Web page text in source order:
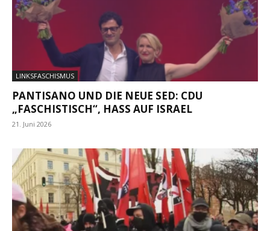
LINKSFASCHISMUS
PANTISANO UND DIE NEUE SED: CDU
„FASCHISTISCH“, HASS AUF ISRAEL
21. Juni 2026